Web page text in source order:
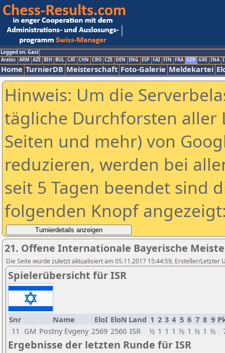
Logged on: Gast
Arabic ARM AZE BIH BUL CAT CHN CRO CZE DEN ENG ESP FAI FIN FRA GER GRE INA
Home TurnierDB Meisterschaft Foto-Galerie Meldekartei
Hinweis: Um die
tägliche Durchforsten aller
Seiten und mehr) von
reduzieren, werden bei
seit 5 Tagen beendet sind
folgenden Knopf
21. Offene Internationale Bayerische
Die Seite wurde zuletzt aktualisiert am 05.11.2017 15:44:59, Ersteller/Letzter
Spielerübersicht für ISR
Snr Name EloI EloN Land 1 2 3 4 5 6 7 8 9
11 GM Postny Evgeny 2569 2560 ISR ½ 1 1 1 ½ 1 ½ 1 ½
Ergebnisse der letzten Runde für ISR